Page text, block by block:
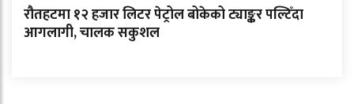
रौतहटमा १२ हजार लिटर पेट्रोल बोकेको ट्याङ्कर पल्टिँदा
आगलागी, चालक सकुशल